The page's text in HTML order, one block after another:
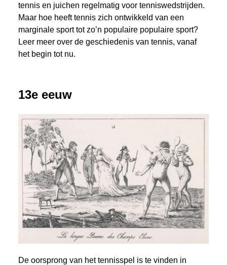
tennis en juichen regelmatig voor tenniswedstrijden.
Maar hoe heeft tennis zich ontwikkeld van een
marginale sport tot zo’n populaire populaire sport?
Leer meer over de geschiedenis van tennis, vanaf
het begin tot nu.
13e eeuw
De oorsprong van het tennisspel is te vinden in